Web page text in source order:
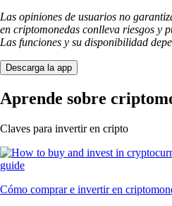
Las opiniones de usuarios no
en criptomonedas conlleva riesgos y
Las funciones y su disponibilidad
Descarga la app
Aprende sobre
Claves para invertir en cripto
Cómo comprar e invertir en